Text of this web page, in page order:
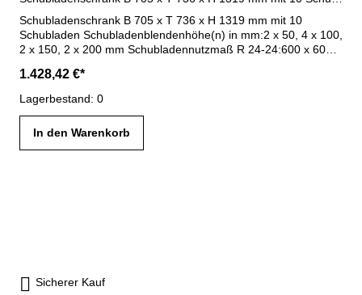
Schubladenschrank B 705 x T 736 x H 1319 mm mit 10
Schubladen Schubladenblendenhöhe(n) in mm:2 x 50, 4 x 100,
2 x 150, 2 x 200 mm Schubladennutzmaß R 24-24:600 x 600
mm Blendenhöhe - 70 kg TragkraftSchubladen ab 75 mm
Blendenhöhe - 100 kg Tragkraft Maße : B 705 x T 736 x H
1319 mm Gehäuse lichtgrau RAL 7035 / Blenden lichtblau RAL
1.428,42 €*
Lagerbestand: 0
In den Warenkorb
Sicherer Kauf